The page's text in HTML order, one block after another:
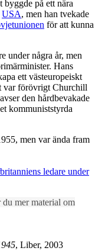
på ett nära
USA, men han tvekade
för att kunna
under några år, men
Hans
ett västeuropeiskt
var förövrigt Churchill
den hårdbevakade
kommuniststyrda
men var ända fram
ledare under
mer material om
, Liber, 2003